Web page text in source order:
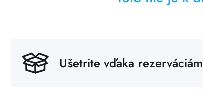
Ušetrite vďaka rezerváciám